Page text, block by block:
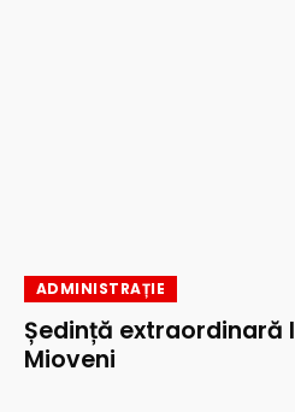
ADMINISTRAȚIE
Ședință extraordinară
Mioveni